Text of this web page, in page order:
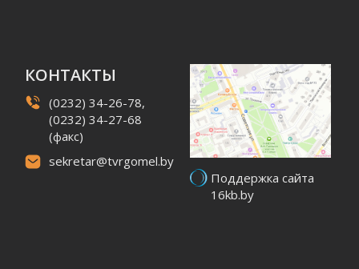
КОНТАКТЫ
(0232) 34-26-78,
(0232) 34-27-68
(факс)
sekretar@tvrgomel.by
Поддержка сайта
16kb.by